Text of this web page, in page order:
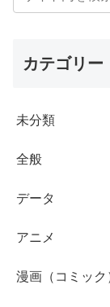
カテゴリー
未分類
全般
データ
アニメ
漫画（コミック